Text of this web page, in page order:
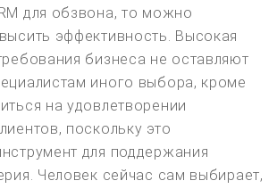
для обзвона, то можно
эффективность. Высокая
бизнеса не оставляют
иного выбора, кроме
на удовлетворении
поскольку это
для поддержания
Человек сейчас сам выбирает,